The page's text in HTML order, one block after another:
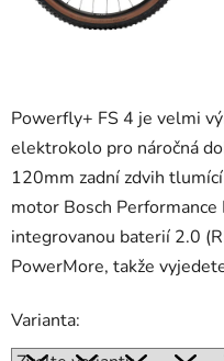
Powerfly+ FS 4 je velmi
elektrokolo pro náročná
120mm zadní zdvih
motor Bosch
integrovanou baterií 2.0
PowerMore, takže
Varianta: